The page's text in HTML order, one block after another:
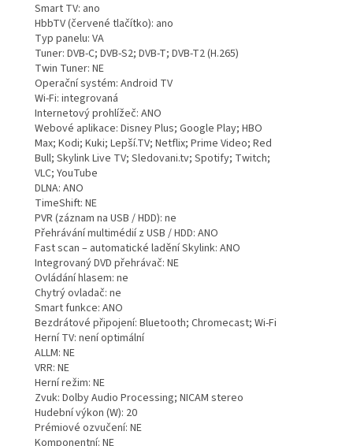
Smart TV: ano
HbbTV (červené tlačítko): ano
Typ panelu: VA
Tuner: DVB-C; DVB-S2; DVB-T; DVB-T2 (H.265)
Twin Tuner: NE
Operační systém: Android TV
Wi-Fi: integrovaná
Internetový prohlížeč: ANO
Webové aplikace: Disney Plus; Google Play; HBO
Max; Kodi; Kuki; Lepší.TV; Netflix; Prime Video; Red
Bull; Skylink Live TV; Sledovani.tv; Spotify; Twitch;
VLC; YouTube
DLNA: ANO
TimeShift: NE
PVR (záznam na USB / HDD): ne
Přehrávání multimédií z USB / HDD: ANO
Fast scan – automatické ladění Skylink: ANO
Integrovaný DVD přehrávač: NE
Ovládání hlasem: ne
Chytrý ovladač: ne
Smart funkce: ANO
Bezdrátové připojení: Bluetooth; Chromecast; Wi-Fi
Herní TV: není optimální
ALLM: NE
VRR: NE
Herní režim: NE
Zvuk: Dolby Audio Processing; NICAM stereo
Hudební výkon (W): 20
Prémiové ozvučení: NE